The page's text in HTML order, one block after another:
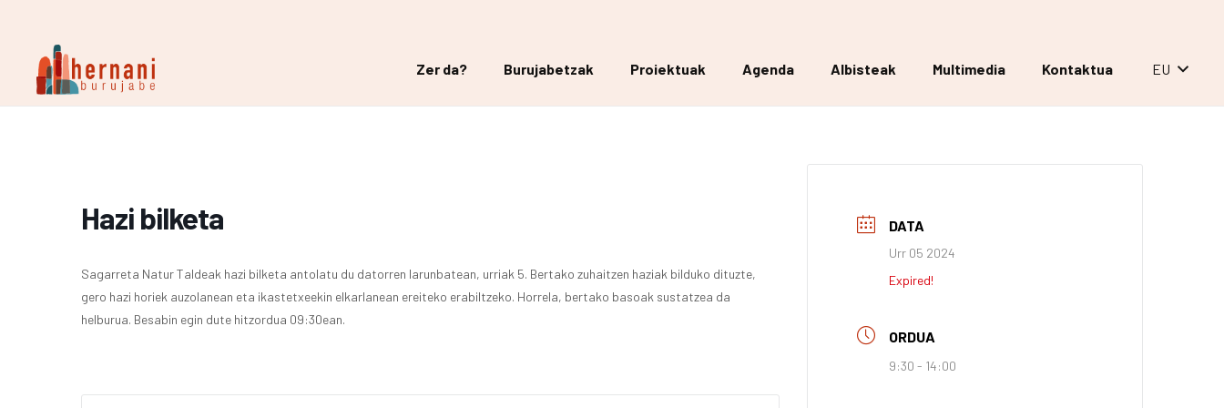
Zer da? Burujabetzak Proiektuak Agenda Albisteak Multimedia Kontaktua EU
Hazi bilketa
Sagarreta Natur Taldeak hazi bilketa antolatu du datorren larunbatean, urriak 5. Bertako zuhaitzen haziak bilduko dituzte,
gero hazi horiek auzolanean eta ikastetxeekin elkarlanean ereiteko erabiltzeko. Horrela, bertako basoak sustatzea da
helburua. Besabin egin dute hitzordua 09:30ean.
DATA
Urr 05 2024
Expired!
ORDUA
9:30 - 14:00